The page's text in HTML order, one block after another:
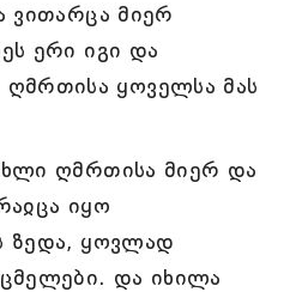
ვითარცა მიერ
ერი იგი და
ყოველსა მას
ღმრთისა მიერ და
იყო
ზედა, ყოვლად
და იხილა